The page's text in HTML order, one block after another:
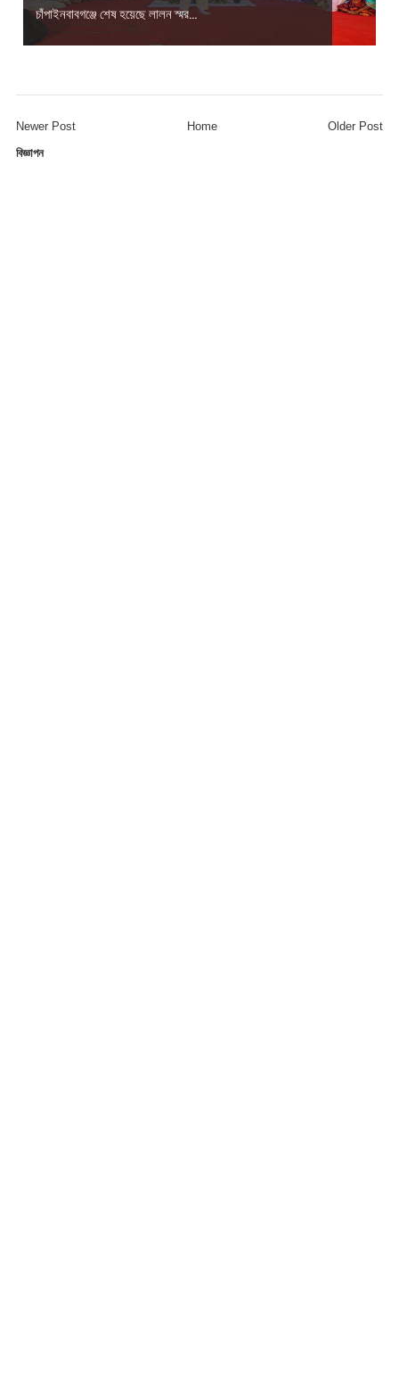
চাঁপাইনবাবগঞ্জে শেষ হয়েছে লালন স্মর...
Newer Post Older Post
Home
বিজ্ঞাপন